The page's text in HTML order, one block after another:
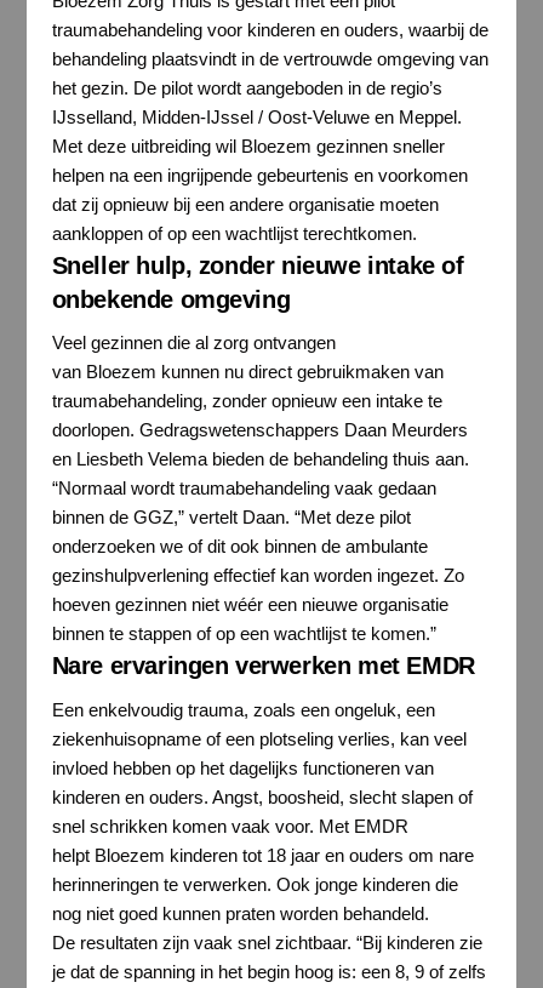
traumabehandeling voor kinderen en ouders, waarbij de
behandeling plaatsvindt in de vertrouwde omgeving van
het gezin. De pilot wordt aangeboden in de regio’s
IJsselland, Midden-IJssel / Oost-Veluwe en Meppel.
Met deze uitbreiding wil Bloezem gezinnen sneller
helpen na een ingrijpende gebeurtenis en voorkomen
dat zij opnieuw bij een andere organisatie moeten
aankloppen of op een wachtlijst terechtkomen.
Sneller hulp, zonder nieuwe intake of
onbekende omgeving
Veel gezinnen die al zorg ontvangen
van Bloezem kunnen nu direct gebruikmaken van
traumabehandeling, zonder opnieuw een intake te
doorlopen. Gedragswetenschappers Daan Meurders
en Liesbeth Velema bieden de behandeling thuis aan.
“Normaal wordt traumabehandeling vaak gedaan
binnen de GGZ,” vertelt Daan. “Met deze pilot
onderzoeken we of dit ook binnen de ambulante
gezinshulpverlening effectief kan worden ingezet. Zo
hoeven gezinnen niet wéér een nieuwe organisatie
binnen te stappen of op een wachtlijst te komen.”
Nare ervaringen verwerken met EMDR
Een enkelvoudig trauma, zoals een ongeluk, een
ziekenhuisopname of een plotseling verlies, kan veel
invloed hebben op het dagelijks functioneren van
kinderen en ouders. Angst, boosheid, slecht slapen of
snel schrikken komen vaak voor. Met EMDR
helpt Bloezem kinderen tot 18 jaar en ouders om nare
herinneringen te verwerken. Ook jonge kinderen die
nog niet goed kunnen praten worden behandeld.
De resultaten zijn vaak snel zichtbaar. “Bij kinderen zie
je dat de spanning in het begin hoog is: een 8, 9 of zelfs